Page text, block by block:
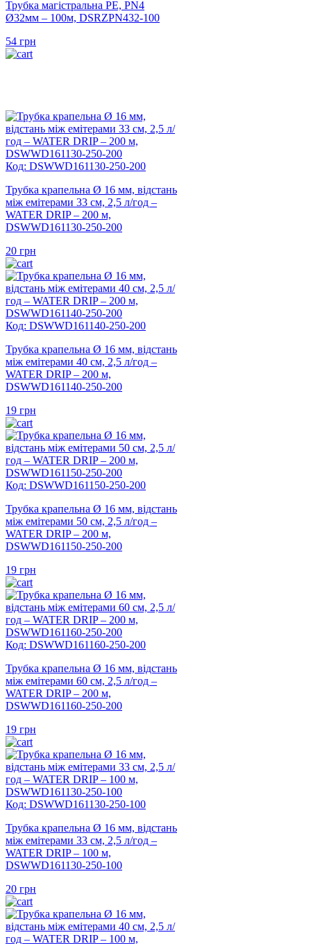
Трубка магістральна PE, PN4
Ø32мм – 100м, DSRZPN432-100
54 грн
Код: DSWWD161130-250-200
Трубка крапельна Ø 16 мм, відстань
між емітерами 33 см, 2,5 л/год –
WATER DRIP – 200 м,
DSWWD161130-250-200
20 грн
Код: DSWWD161140-250-200
Трубка крапельна Ø 16 мм, відстань
між емітерами 40 см, 2,5 л/год –
WATER DRIP – 200 м,
DSWWD161140-250-200
19 грн
Код: DSWWD161150-250-200
Трубка крапельна Ø 16 мм, відстань
між емітерами 50 см, 2,5 л/год –
WATER DRIP – 200 м,
DSWWD161150-250-200
19 грн
Код: DSWWD161160-250-200
Трубка крапельна Ø 16 мм, відстань
між емітерами 60 см, 2,5 л/год –
WATER DRIP – 200 м,
DSWWD161160-250-200
19 грн
Код: DSWWD161130-250-100
Трубка крапельна Ø 16 мм, відстань
між емітерами 33 см, 2,5 л/год –
WATER DRIP – 100 м,
DSWWD161130-250-100
20 грн